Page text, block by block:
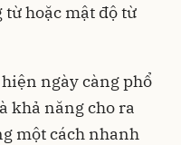
hoặc mật độ từ
ngày càng phổ
khả năng cho ra
một cách nhanh